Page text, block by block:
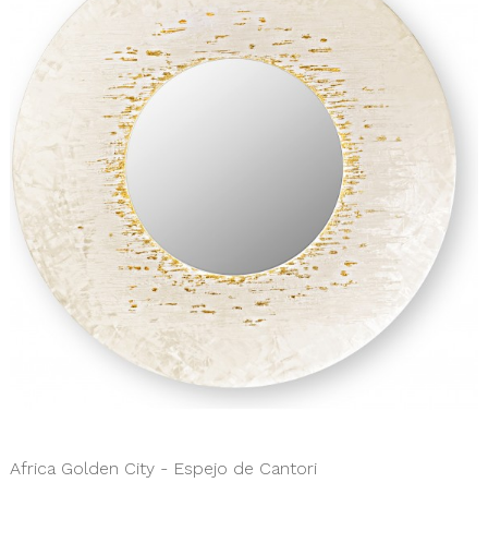
Africa Golden City - Espejo de Cantori